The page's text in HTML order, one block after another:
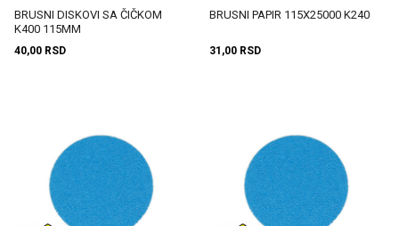
BRUSNI DISKOVI SA ČIČKOM
K400 115MM
40,00 RSD
BRUSNI PAPIR 115X25000 K240
31,00 RSD